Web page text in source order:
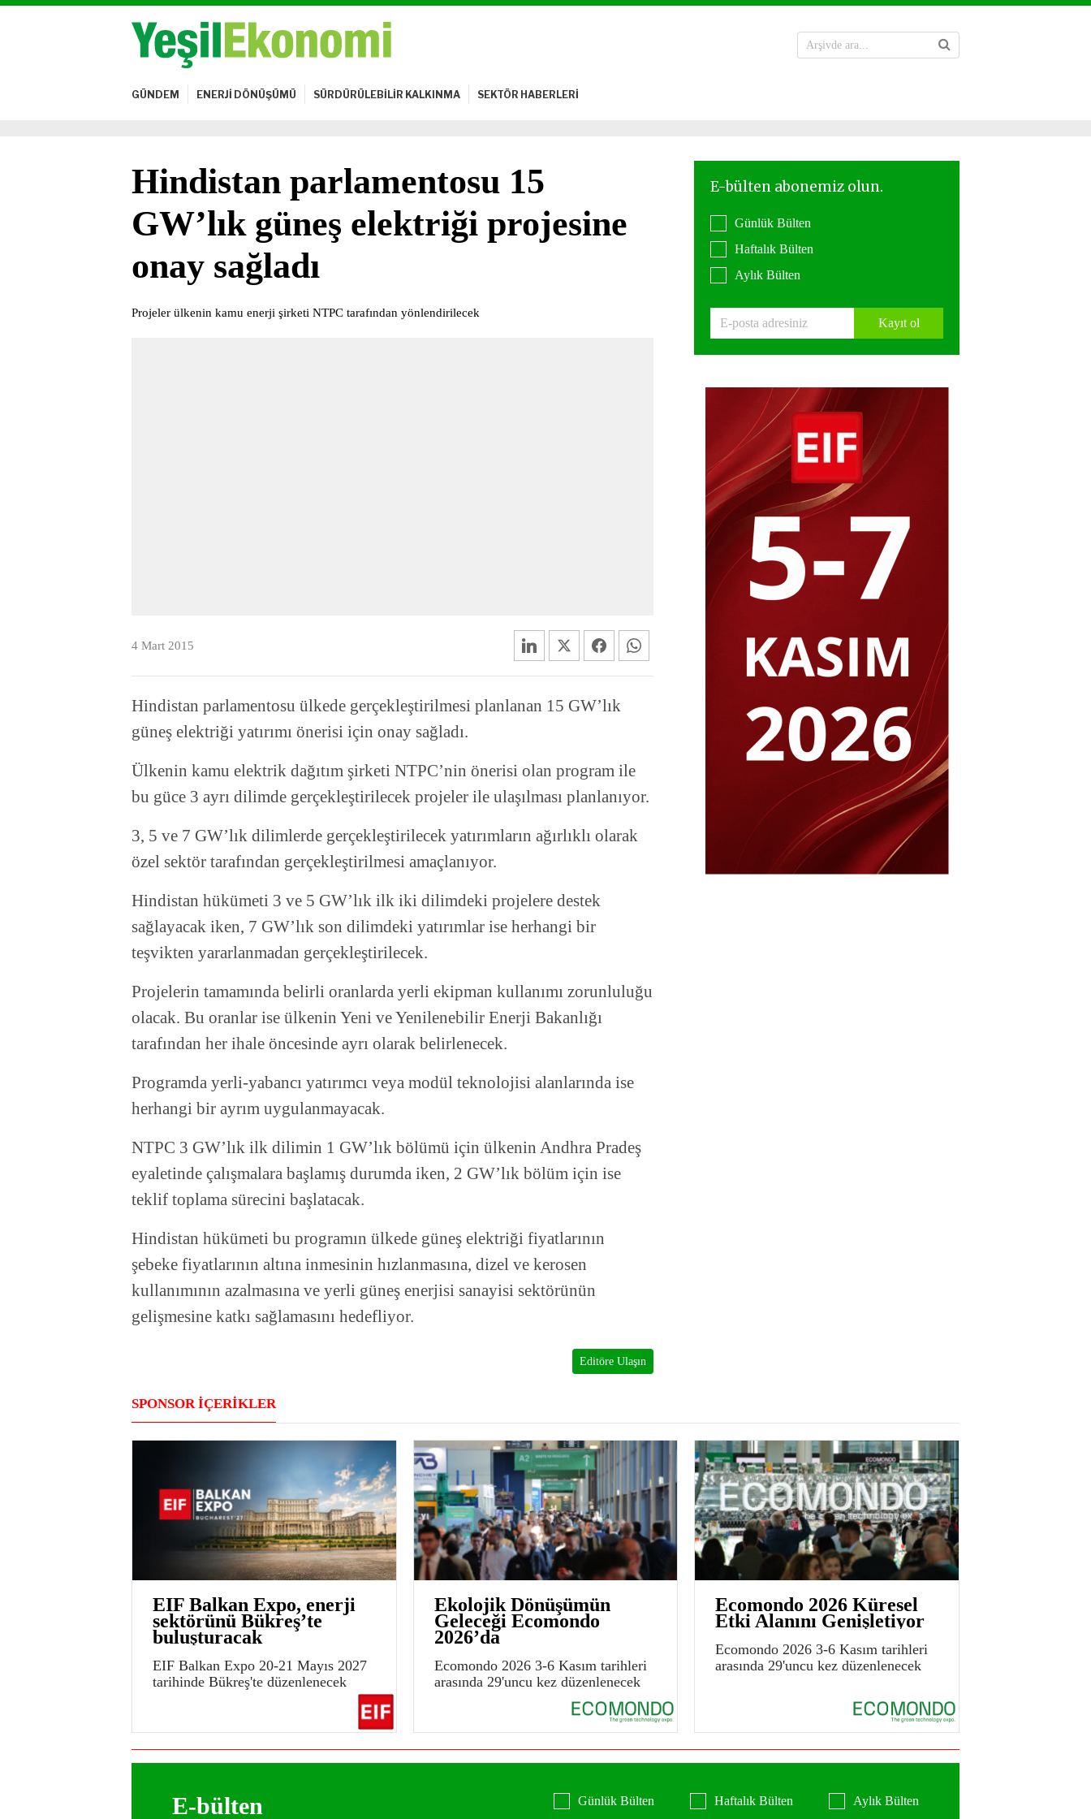
GÜNDEM ENERJİ DÖNÜŞÜMÜ SÜRDÜRÜLEBİLİR KALKINMA SEKTÖR HABERLERİ
Hindistan parlamentosu 15
GW’lık güneş elektriği projesine
onay sağladı
Projeler ülkenin kamu enerji şirketi NTPC tarafından yönlendirilecek
4 Mart 2015
Hindistan parlamentosu ülkede gerçekleştirilmesi planlanan 15 GW’lık
güneş elektriği yatırımı önerisi için onay sağladı.
Ülkenin kamu elektrik dağıtım şirketi NTPC’nin önerisi olan program ile
bu güce 3 ayrı dilimde gerçekleştirilecek projeler ile ulaşılması planlanıyor.
3, 5 ve 7 GW’lık dilimlerde gerçekleştirilecek yatırımların ağırlıklı olarak
özel sektör tarafından gerçekleştirilmesi amaçlanıyor.
Hindistan hükümeti 3 ve 5 GW’lık ilk iki dilimdeki projelere destek
sağlayacak iken, 7 GW’lık son dilimdeki yatırımlar ise herhangi bir
teşvikten yararlanmadan gerçekleştirilecek.
Projelerin tamamında belirli oranlarda yerli ekipman kullanımı zorunluluğu
olacak. Bu oranlar ise ülkenin Yeni ve Yenilenebilir Enerji Bakanlığı
tarafından her ihale öncesinde ayrı olarak belirlenecek.
Programda yerli-yabancı yatırımcı veya modül teknolojisi alanlarında ise
herhangi bir ayrım uygulanmayacak.
NTPC 3 GW’lık ilk dilimin 1 GW’lık bölümü için ülkenin Andhra Pradeş
eyaletinde çalışmalara başlamış durumda iken, 2 GW’lık bölüm için ise
teklif toplama sürecini başlatacak.
Hindistan hükümeti bu programın ülkede güneş elektriği fiyatlarının
şebeke fiyatlarının altına inmesinin hızlanmasına, dizel ve kerosen
kullanımının azalmasına ve yerli güneş enerjisi sanayisi sektörünün
gelişmesine katkı sağlamasını hedefliyor.
Editöre Ulaşın
Günlük Bülten
Haftalık Bülten
Aylık Bülten
Kayıt ol
SPONSOR İÇERİKLER
EIF Balkan Expo, enerji
sektörünü Bükreş’te
buluşturacak
EIF Balkan Expo 20-21 Mayıs 2027
tarihinde Bükreş'te düzenlenecek
Ekolojik Dönüşümün
Geleceği Ecomondo
2026’da
Ecomondo 2026 3-6 Kasım tarihleri
arasında 29'uncu kez düzenlenecek
Ecomondo 2026 Küresel
Etki Alanını Genişletiyor
Ecomondo 2026 3-6 Kasım tarihleri
arasında 29'uncu kez düzenlenecek
E-bülten Günlük Bülten Haftalık Bülten Aylık Bülten